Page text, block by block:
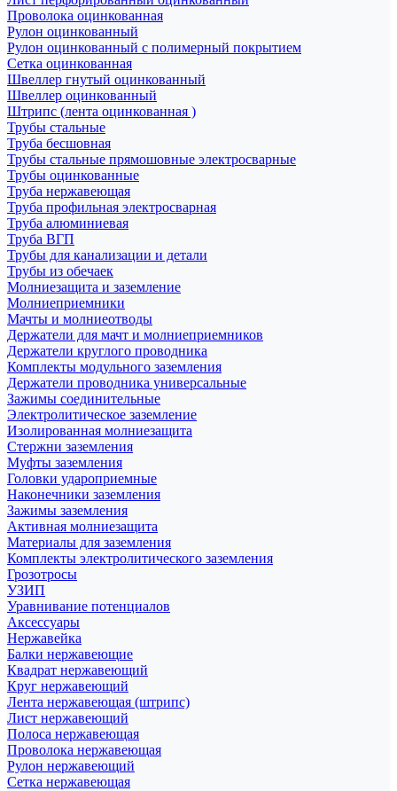
Проволока оцинкованная
Рулон оцинкованный
Рулон оцинкованный с полимерный покрытием
Сетка оцинкованная
Швеллер гнутый оцинкованный
Швеллер оцинкованный
Штрипс (лента оцинкованная )
Трубы стальные
Труба бесшовная
Трубы стальные прямошовные электросварные
Трубы оцинкованные
Труба нержавеющая
Труба профильная электросварная
Труба алюминиевая
Труба ВГП
Трубы для канализации и детали
Трубы из обечаек
Молниезащита и заземление
Молниеприемники
Мачты и молниеотводы
Держатели для мачт и молниеприемников
Держатели круглого проводника
Комплекты модульного заземления
Держатели проводника универсальные
Зажимы соединительные
Электролитическое заземление
Изолированная молниезащита
Стержни заземления
Муфты заземления
Головки удароприемные
Наконечники заземления
Зажимы заземления
Активная молниезащита
Материалы для заземления
Комплекты электролитического заземления
Грозотросы
УЗИП
Уравнивание потенциалов
Аксессуары
Нержавейка
Балки нержавеющие
Квадрат нержавеющий
Круг нержавеющий
Лента нержавеющая (штрипс)
Лист нержавеющий
Полоса нержавеющая
Проволока нержавеющая
Рулон нержавеющий
Сетка нержавеющая